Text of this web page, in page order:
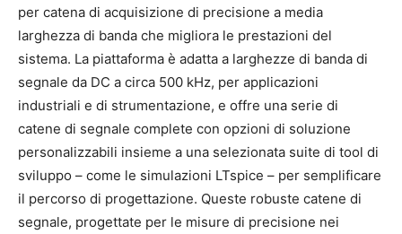
per catena di acquisizione di precisione a media
larghezza di banda che migliora le prestazioni del
sistema. La piattaforma è adatta a larghezze di banda di
segnale da DC a circa 500 kHz, per applicazioni
industriali e di strumentazione, e offre una serie di
catene di segnale complete con opzioni di soluzione
personalizzabili insieme a una selezionata suite di tool di
sviluppo – come le simulazioni LTspice – per semplificare
il percorso di progettazione. Queste robuste catene di
segnale, progettate per le misure di precisione nei